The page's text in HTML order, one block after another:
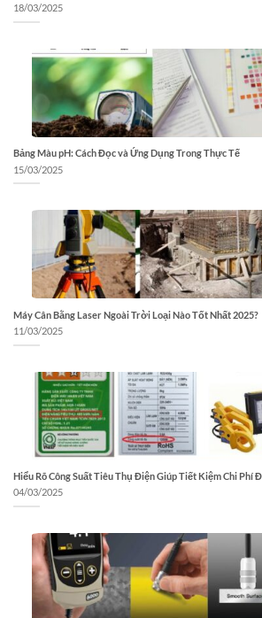
18/03/2025
Bảng Màu pH: Cách Đọc và Ứng Dụng Trong Thực Tế
15/03/2025
Máy Cân Bằng Laser Ngoài Trời Loại Nào Tốt Nhất 2025?
11/03/2025
Hiểu Rõ Công Suất Tiêu Thụ Điện Giúp Tiết Kiệm Chi Phí
04/03/2025